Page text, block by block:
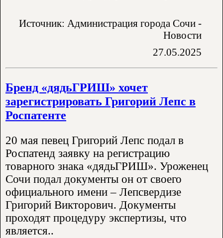
Источник: Администрация города Сочи -
Новости
27.05.2025
Бренд «дядьГРИШ» хочет
зарегистрировать Григорий Лепс в
Роспатенте
20 мая певец Григорий Лепс подал в
Роспатенд заявку на регистрацию
товарного знака «дядьГРИШ». Уроженец
Сочи подал документы он от своего
официального имени – Лепсвердизе
Григорий Викторович. Документы
проходят процедуру экспертизы, что
является..